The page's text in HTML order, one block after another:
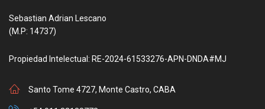
Sebastian Adrian Lescano
(M.P: 14737)
Propiedad Intelectual: RE-2024-61533276-APN-DNDA#MJ
Santo Tome 4727, Monte Castro, CABA